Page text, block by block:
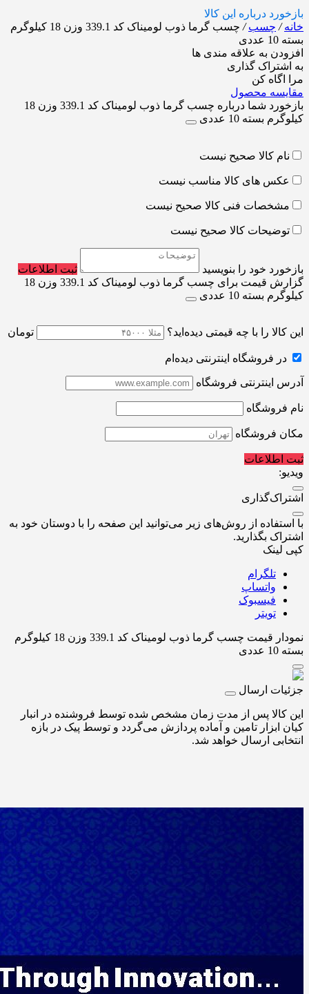
بازخورد درباره این کالا
خانه/ چسب/
چسب گرما ذوب لومیناک کد 339.1 وزن 18 کیلوگرم
بسته 10 عددی
افزودن به علاقه مندی ها
به اشتراک گذاری
مرا اگاه کن
مقایسه محصول
بازخورد شما درباره چسب گرما ذوب لومیناک کد 339.1 وزن 18
کیلوگرم بسته 10 عددی
نام کالا صحیح نیست
عکس های کالا مناسب نیست
مشخصات فنی کالا صحیح نیست
توضیحات کالا صحیح نیست
بازخورد خود را بنویسید
ثبت اطلاعات
گزارش قیمت برای چسب گرما ذوب لومیناک کد 339.1 وزن 18
کیلوگرم بسته 10 عددی
این کالا را با چه قیمتی دیده‌اید؟ تومان
در فروشگاه اینترنتی دیده‌ام
آدرس اینترنتی فروشگاه
نام فروشگاه
مکان فروشگاه
ثبت اطلاعات
ویدیو:
اشتراک‌گذاری
با استفاده از روش‌های زیر می‌توانید این صفحه را با دوستان خود به
اشتراک بگذارید.
کپی لینک
تلگرام
واتساپ
فیسبوک
تویتر
نمودار قیمت
چسب گرما ذوب لومیناک کد 339.1 وزن 18 کیلوگرم
بسته 10 عددی
جزئیات ارسال
این کالا پس از مدت زمان مشخص شده توسط فروشنده در انبار
کیان ابزار تامین و آماده پردازش می‌گردد و توسط پیک در بازه
انتخابی ارسال خواهد شد.